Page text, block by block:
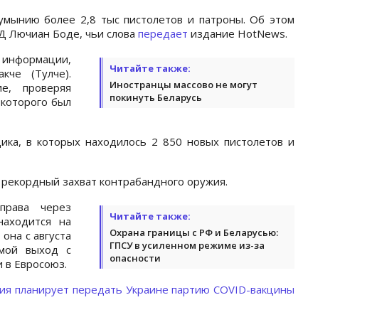
более 2,8 тыс пистолетов и патроны. Об этом
Лючиан Боде, чьи слова передает издание HotNews.
Читайте также:
Иностранцы массово не могут
покинуть Беларусь
(Тулче).
проверяя
был
в которых находилось 2 850 новых пистолетов и
захват контрабандного оружия.
Читайте также:
Охрана границы с РФ и Беларусью:
ГПСУ в усиленном режиме из-за
опасности
через
на
с августа
выход с
в Евросоюз.
планирует передать Украине партию COVID-вакцины